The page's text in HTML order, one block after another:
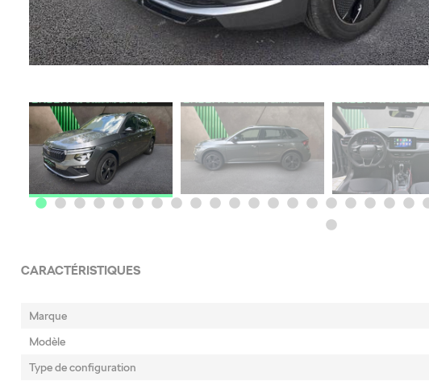
CARACTÉRISTIQUES
Marque
Modèle
Type de configuration